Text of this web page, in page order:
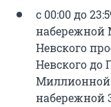
с 00:00 до
набережной
Невского
Невского до
Миллионной
набережной